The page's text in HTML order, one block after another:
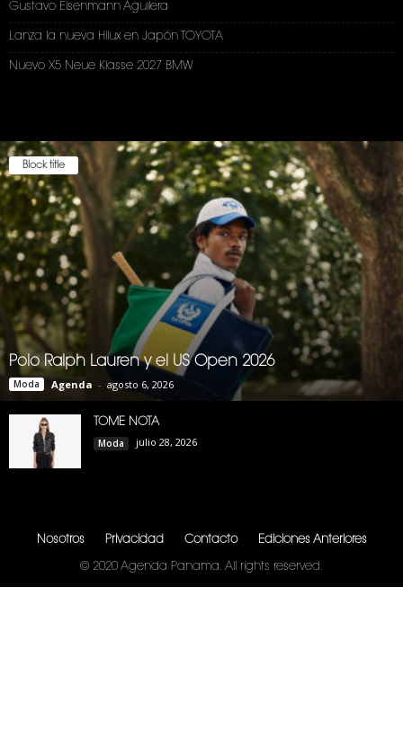
Gustavo Eisenmann Aguilera
Lanza la nueva Hilux en Japón TOYOTA
Nuevo X5 Neue Klasse 2027 BMW
Block title
Polo Ralph Lauren y el US Open 2026
Moda Agenda - agosto 6, 2026
TOME NOTA
Moda julio 28, 2026
Nosotros Privacidad Contacto Ediciones Anteriores
© 2020 Agenda Panama. All rights reserved.